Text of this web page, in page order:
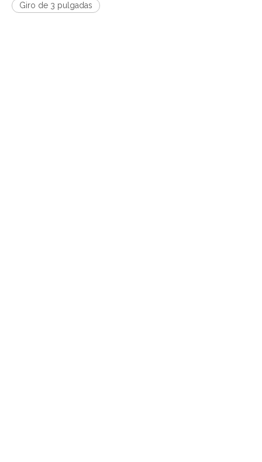
Giro de 3 pulgadas